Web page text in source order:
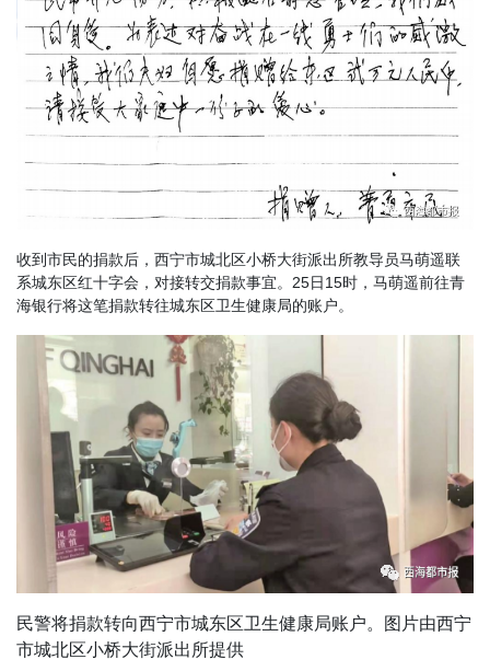
收到市民的捐款后，西宁市城北区小桥大街派出所教导员马萌遥联
系城东区红十字会，对接转交捐款事宜。25日15时，马萌遥前往青
海银行将这笔捐款转往城东区卫生健康局的账户。
民警将捐款转向西宁市城东区卫生健康局账户。图片由西宁
市城北区小桥大街派出所提供